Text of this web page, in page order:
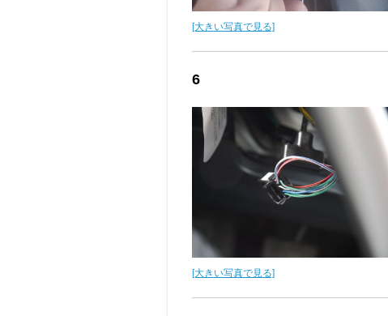
[大きい写真で見る]
6
[大きい写真で見る]